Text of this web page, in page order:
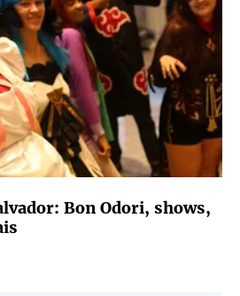
Bon Odori, shows,